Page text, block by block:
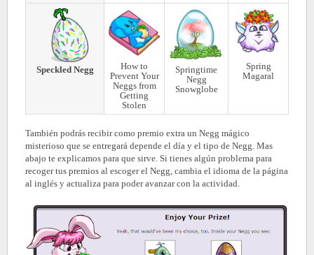
Speckled Negg
How to
Prevent Your
Neggs from
Getting
Stolen
Springtime
Negg
Snowglobe
Spring
Magaral
También podrás recibir como premio extra un Negg mágico
misterioso que se entregará depende el día y el tipo de Negg. Mas
abajo te explicamos para que sirve. Si tienes algún problema para
recoger tus premios al escoger el Negg, cambia el idioma de la página
al inglés y actualiza para poder avanzar con la actividad.